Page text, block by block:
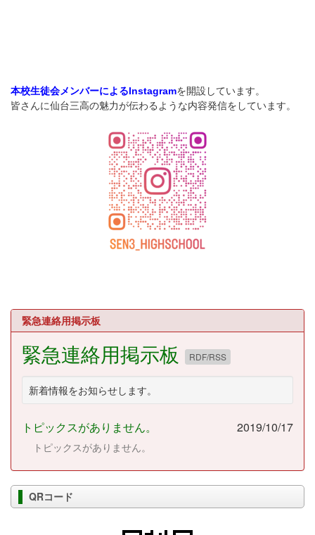
本校生徒会メンバーによるInstagramを開設しています。
皆さんに仙台三高の魅力が伝わるような内容発信をしています。
緊急連絡用掲示板
緊急連絡用掲示板 RDF/RSS
新着情報をお知らせします。
トピックスがありません。 2019/10/17
トピックスがありません。
QRコード